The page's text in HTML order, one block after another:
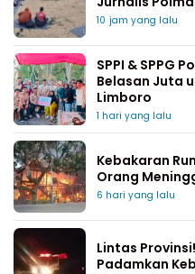
10 jam yang lalu
SPPI & SPPG
Belasan Juta
Limboro
1 hari yang lalu
Kebakaran
Orang
6 hari yang lalu
Lintas
Padamkan